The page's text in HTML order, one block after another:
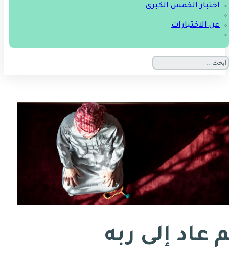
اختبار الخمس الكبرى
عن الاختبارات
عاد إلى ربه